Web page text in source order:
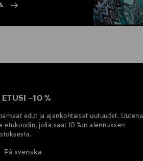
ETUSI –10 %
edut ja ajankohtaiset uutuudet. Uutena
etukoodin, jolla saat 10 %:n alennuksen
På svenska